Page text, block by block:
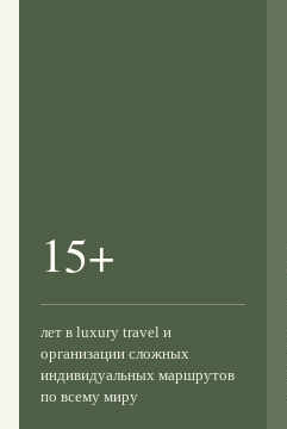
15+
лет в luxury travel и
организации сложных
индивидуальных маршрутов
по всему миру